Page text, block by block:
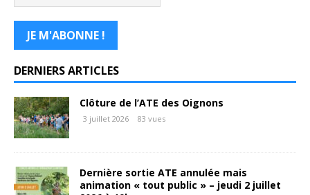
DERNIERS ARTICLES
Clôture de l’ATE des Oignons
3 juillet 2026 83 vues
Dernière sortie ATE annulée mais
animation « tout public » – jeudi 2 juillet